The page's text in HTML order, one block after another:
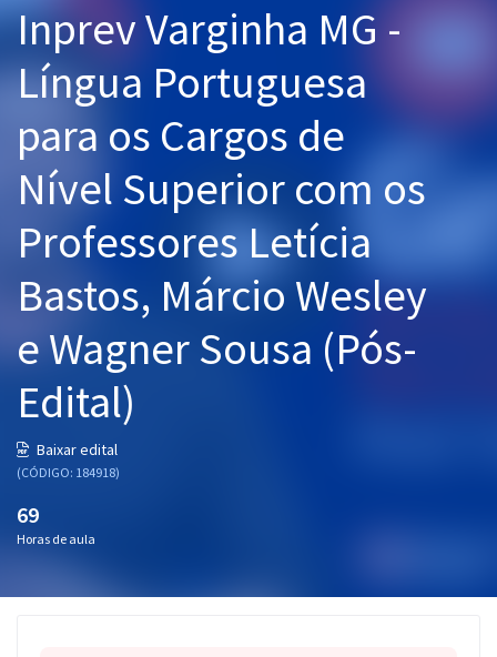
Pós
Graduação
OAB
Mentorias
Questões grátis
Conteúdo gratuito
Inprev Varginha MG -
Língua Portuguesa
para os Cargos de
Nível Superior com os
Professores Letícia
Bastos, Márcio Wesley
e Wagner Sousa (Pós-
Edital)
Baixar edital
(CÓDIGO: 184918)
69
Horas de aula